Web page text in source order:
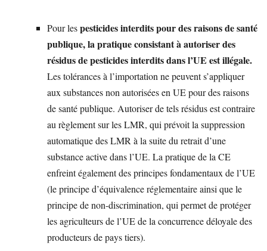
Pour lespesticides interdits pour des raisons de santé
publique, la pratique consistant à autoriser des
résidus de pesticides interdits dans l’UE est illégale.
Les tolérances à l’importation ne peuvent s’appliquer
aux substances non autorisées en UE pour des raisons
de santé publique. Autoriser de tels résidus est contraire
au règlement sur les LMR, qui prévoit la suppression
automatique des LMR à la suite du retrait d’une
substance active dans l’UE. La pratique de la CE
enfreint également des principes fondamentaux de l’UE
(le principe d’équivalence réglementaire ainsi que le
principe de non-discrimination, qui permet de protéger
les agriculteurs de l’UE de la concurrence déloyale des
producteurs de pays tiers).